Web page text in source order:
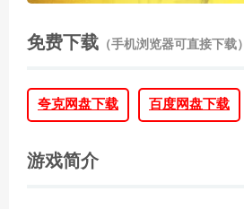
免费下载 （手机浏览器可直接下载）
夸克网盘下载 百度网盘下载
游戏简介